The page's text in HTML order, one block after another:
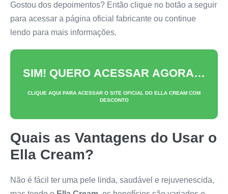
Gostou dos depoimentos? Então clique no botão a seguir
para acessar a página oficial fabricante ou continue
lendo para mais informações.
SIM! QUERO ACESSAR AGORA…
CLIQUE AQUI PARA ACESSAR O SITE OFICIAL DO ELLA CREAM COM
DESCONTO
Quais as Vantagens do Usar o
Ella Cream?
Não é fácil ter uma pele linda, saudável e rejuvenescida,